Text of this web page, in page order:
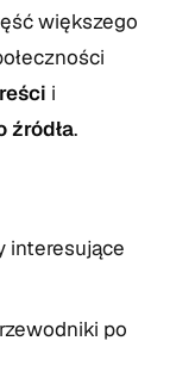
większego
i
źródła.
interesujące
po